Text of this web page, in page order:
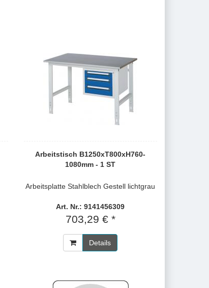
Arbeitstisch B1250xT800xH760-
1080mm - 1 ST
Arbeitsplatte Stahlblech Gestell lichtgrau
Art. Nr.: 9141456309
703,29 € *
Details